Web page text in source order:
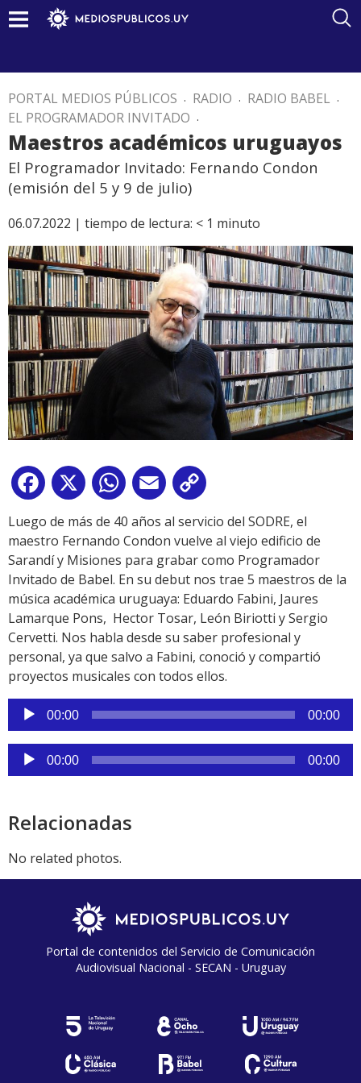
PORTAL MEDIOS PÚBLICOS . RADIO . RADIO BABEL .
EL PROGRAMADOR INVITADO .
Maestros académicos uruguayos
El Programador Invitado: Fernando Condon
(emisión del 5 y 9 de julio)
06.07.2022 | tiempo de lectura: < 1 minuto
Facebook
X WhatsApp
Email
Link
Luego de más de 40 años al servicio del SODRE, el
maestro Fernando Condon vuelve al viejo edificio de
Sarandí y Misiones para grabar como Programador
Invitado de Babel. En su debut nos trae 5 maestros de la
música académica uruguaya: Eduardo Fabini, Jaures
Lamarque Pons, Hector Tosar, León Biriotti y Sergio
Cervetti. Nos habla desde su saber profesional y
personal, ya que salvo a Fabini, conoció y compartió
proyectos musicales con todos ellos.
Reproductor
de
audio
00:00 00:00
Reproductor
de
00:00 00:00
Relacionadas
No related photos.
Portal de contenidos del Servicio de Comunicación
Audiovisual Nacional - SECAN - Uruguay